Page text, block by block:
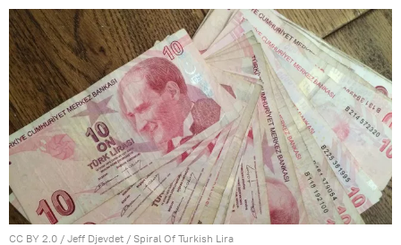
CC BY 2.0 / Jeff Djevdet / Spiral Of Turkish Lira